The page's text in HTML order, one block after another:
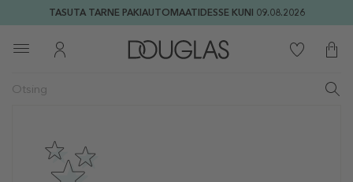
TASUTA TARNE PAKIAUTOMAATIDESSE KUNI 09.08.2026